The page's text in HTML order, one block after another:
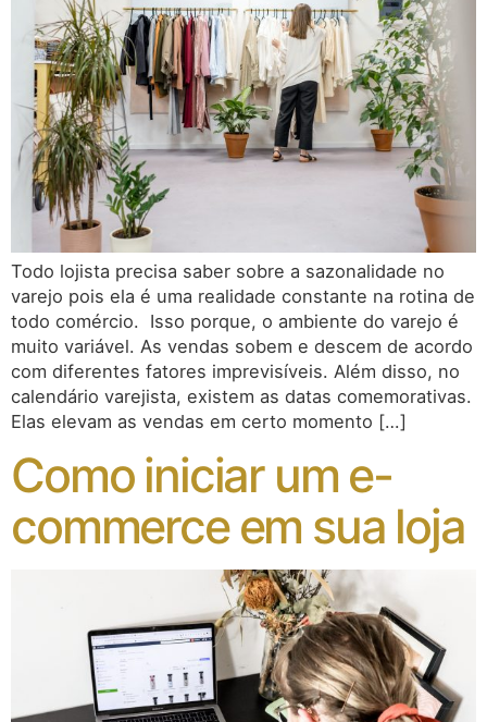
Todo lojista precisa saber sobre a sazonalidade no
varejo pois ela é uma realidade constante na rotina de
todo comércio. Isso porque, o ambiente do varejo é
muito variável. As vendas sobem e descem de acordo
com diferentes fatores imprevisíveis. Além disso, no
calendário varejista, existem as datas comemorativas.
Elas elevam as vendas em certo momento […]
Como iniciar um e-
commerce em sua loja